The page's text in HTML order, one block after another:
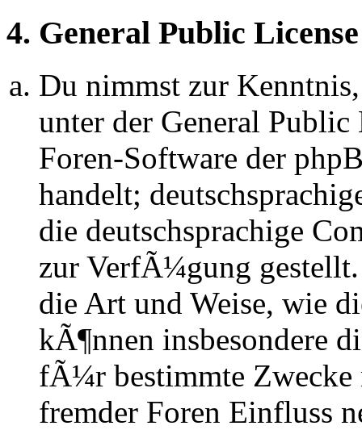
4. General Public License
Du nimmst zur
unter der General
Foren-Software der
handelt;
die deutschsprachige
zur VerfÃ¼gung
die Art und Weise, wie
kÃ¶nnen insbesondere
fÃ¼r bestimmte Zwecke
fremder Foren Einfluss